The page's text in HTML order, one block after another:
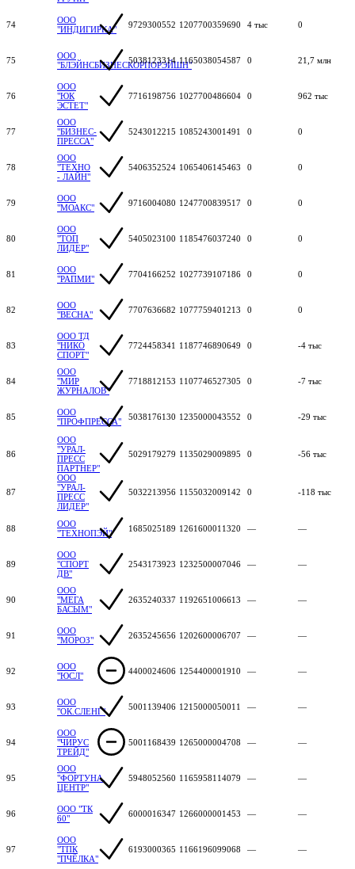
74
ООО
"ИНДИГИРКА"
9729300552 1207700359690 4 тыс 0
75
ООО
"БЛЭЙНСБИЗНЕСКОРПОРЭЙШН"
5038123314 1165038054587 0 21,7 млн
76
ООО
"ЮК
ЭСТЕТ"
7716198756 1027700486604 0 962 тыс
77
ООО
"БИЗНЕС-
ПРЕССА"
5243012215 1085243001491 0 0
78
ООО
"ТЕХНО
- ЛАЙН"
5406352524 1065406145463 0 0
79
ООО
"МОАКС"
9716004080 1247700839517 0 0
80
ООО
"ТОП
ЛИДЕР"
5405023100 1185476037240 0 0
81
ООО
"РАПМИ"
7704166252 1027739107186 0 0
82
ООО
"ВЕСНА"
7707636682 1077759401213 0 0
83
ООО ТД
"НИКО
СПОРТ"
7724458341 1187746890649 0 -4 тыс
84
ООО
"МИР
ЖУРНАЛОВ"
7718812153 1107746527305 0 -7 тыс
85
ООО
"ПРОФПРЕССА"
5038176130 1235000043552 0 -29 тыс
86
ООО
"УРАЛ-
ПРЕСС
ПАРТНЕР"
5029179279 1135029009895 0 -56 тыс
87
ООО
"УРАЛ-
ПРЕСС
ЛИДЕР"
5032213956 1155032009142 0 -118 тыс
88
ООО
"ТЕХНОПЭЙ"
1685025189 1261600011320 — —
89
ООО
"СПОРТ
ДВ"
2543173923 1232500007046 — —
90
ООО
"МЕГА
БАСЫМ"
2635240337 1192651006613 — —
91
ООО
"МОРОЗ"
2635245656 1202600006707 — —
92
ООО
"ЮСЛ"
4400024606 1254400001910 — —
93
ООО
"ОК.СЛЕНГ"
5001139406 1215000050011 — —
94
ООО
"ЧИРУС
ТРЕЙД"
5001168439 1265000004708 — —
95
ООО
"ФОРТУНА.
ЦЕНТР"
5948052560 1165958114079 — —
96
ООО "ТК
60"
6000016347 1266000001453 — —
97
ООО
"ТПК
"ПЧЁЛКА"
6193000365 1166196099068 — —